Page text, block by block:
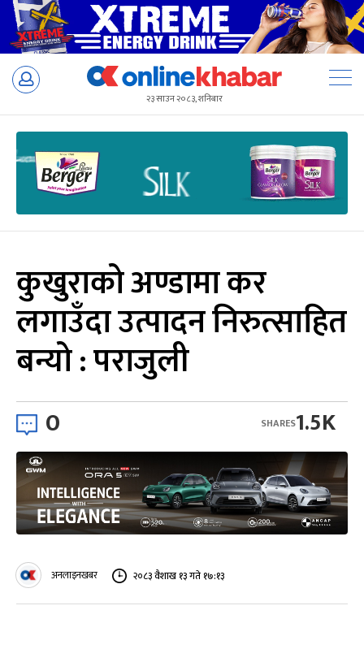
Skip
२३ साउन २०८३, शनिबार
कुखुराको अण्डामा कर
लगाउँदा उत्पादन निरुत्साहित
बन्यो : पराजुली
0 1.5K
SHARES
अनलाइनखबर २०८३ वैशाख १३ गते १७:१३